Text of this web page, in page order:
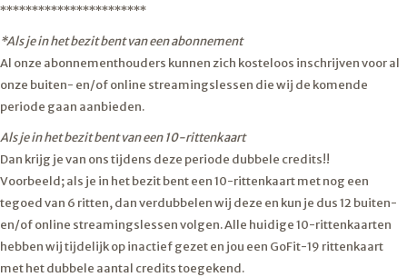
***********************
*Als je in het bezit bent van een abonnement
Al onze abonnementhouders kunnen zich kosteloos inschrijven voor al
onze buiten- en/of online streamingslessen die wij de komende
periode gaan aanbieden.
Als je in het bezit bent van een 10-rittenkaart
Dan krijg je van ons tijdens deze periode dubbele credits!!
Voorbeeld; als je in het bezit bent een 10-rittenkaart met nog een
tegoed van 6 ritten, dan verdubbelen wij deze en kun je dus 12 buiten-
en/of online streamingslessen volgen. Alle huidige 10-rittenkaarten
hebben wij tijdelijk op inactief gezet en jou een GoFit-19 rittenkaart
met het dubbele aantal credits toegekend.